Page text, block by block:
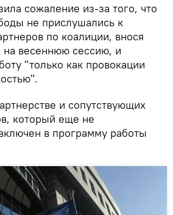
сожаление из-за того, что
не прислушались к
по коалиции, внося
весеннюю сессию, и
"только как провокации
и сопутствующих
который еще не
в программу работы